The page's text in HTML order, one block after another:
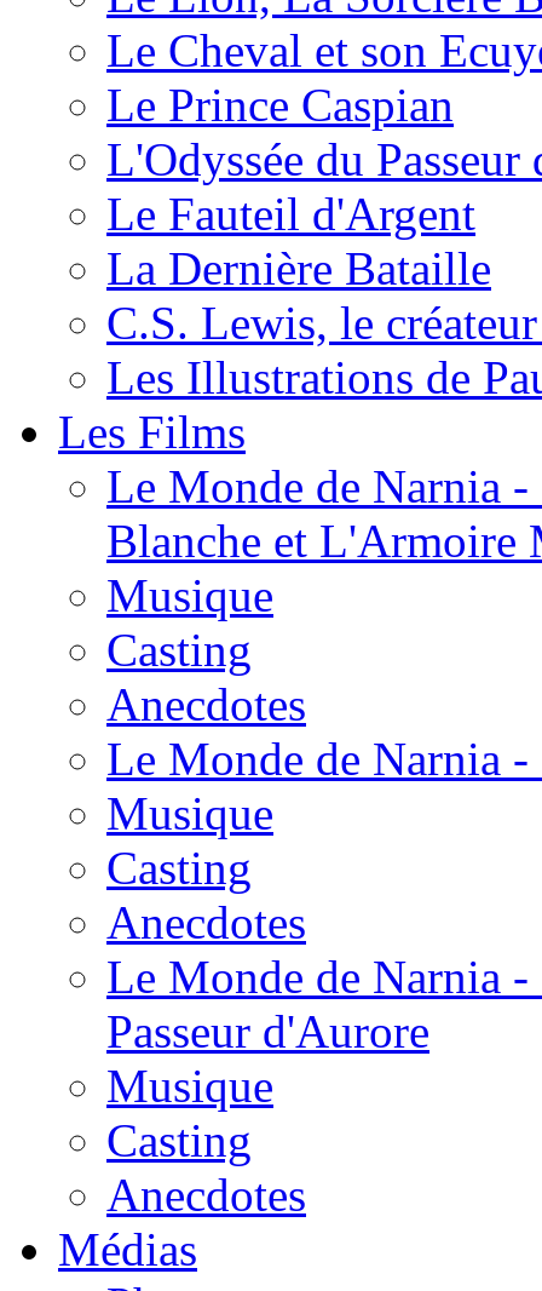
Le Cheval et son
Le Prince Caspian
L'Odyssée du
Le Fauteil d'Argent
La Dernière Bataille
C.S. Lewis, le
Les Illustrations de
Les Films
Le Monde de Narnia
Blanche et L'Armoire
Musique
Casting
Anecdotes
Le Monde de Narnia
Musique
Casting
Anecdotes
Le Monde de Narnia
Passeur d'Aurore
Musique
Casting
Anecdotes
Médias